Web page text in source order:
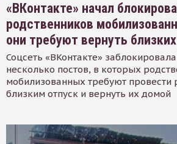
«ВКонтакте» начал
родственников
они требуют вернуть
Соцсеть «ВКонтакте»
несколько постов, в которых
мобилизованных требуют провести
близким отпуск и вернуть их домой